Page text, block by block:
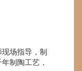
场指导，制
制陶工艺，